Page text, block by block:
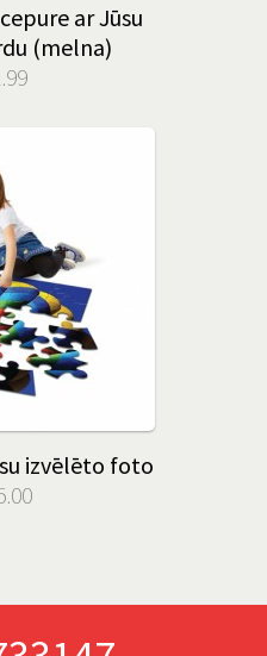
ar Jūsu
(melna)
izvēlēto foto